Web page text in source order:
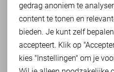
NIEUWE LADY DAY
NAJAARSCOLLECTIE
STIJL EN COMFORT IN
TRAVELKWALITEIT
Het najaar vraagt om kleding
veelzijdig én stijlvol is. Met de
Day najaarscollectie 2026
Marketing cookies
gedrag anoniem te
content te tonen en
bieden. Je kunt zelf
accepteert. Klik op
kies "Instellingen" om je